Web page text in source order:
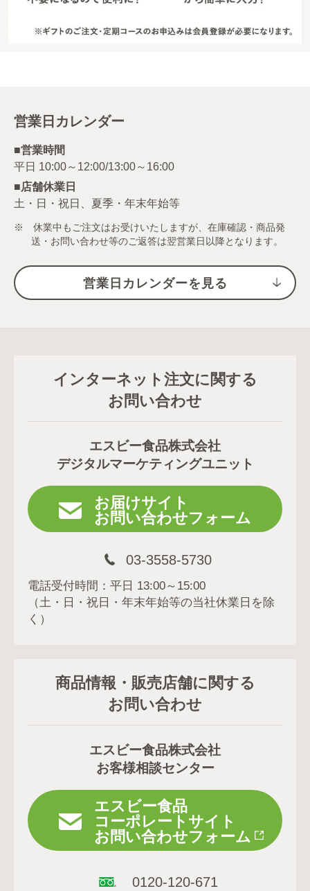
営業日カレンダー
■営業時間
■店舗休業日
土・日・祝日、夏季・年末年始等
※ 休業中もご注文はお受けいたしますが、在庫確認・商品発
送・お問い合わせ等のご返答は翌営業日以降となります。
営業日カレンダーを見る
インターネット注文に関する
お問い合わせ
エスビー食品株式会社
デジタルマーケティングユニット
お届けサイト
お問い合わせフォーム
03-3558-5730
電話受付時間：平日 13:00～15:00
（土・日・祝日・年末年始等の当社休業日を除
く）
商品情報・販売店舗に関する
お問い合わせ
エスビー食品株式会社
お客様相談センター
エスビー食品
コーポレートサイト
お問い合わせフォーム
0120-120-671